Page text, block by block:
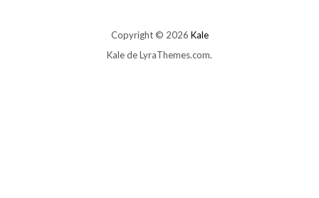
Copyright © 2026 Kale
Kalede LyraThemes.com.